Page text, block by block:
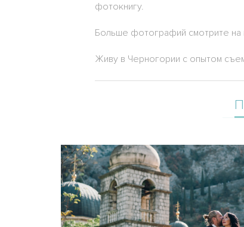
фотокнигу.
Больше фотографий смотрите на
Живу в Черногории с опытом